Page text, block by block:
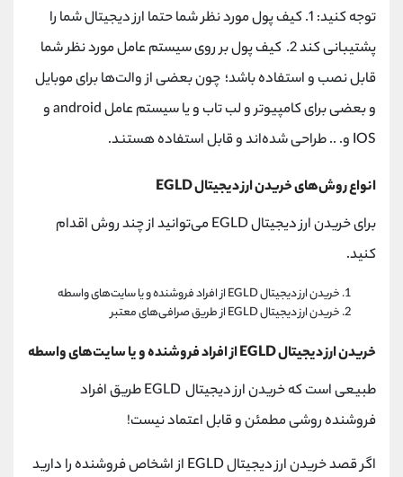
توجه کنید: 1. کیف پول مورد نظر شما حتما ارز دیجیتال شما را
پشتیبانی کند 2. کیف پول بر روی سیستم عامل مورد نظر شما
قابل نصب و استفاده باشد؛ چون بعضی از والت‌ها برای موبایل
و بعضی‌ برای کامپیوتر و لب تاب و یا سیستم عامل android و
IOS و. .. طراحی شده‌اند و قابل استفاده هستند.
انواع روش‌های خریدن ارز دیجیتال EGLD
برای خریدن ارز دیجیتال EGLD می‌توانید از چند روش اقدام
کنید.
خریدن ارز دیجیتال EGLD از افراد فروشنده و یا سایت‌های واسطه
خریدن ارز دیجیتال EGLD از طریق صرافی‌های معتبر
خریدن ارز دیجیتال EGLD از افراد فروشنده و یا سایت‌های واسطه
طبیعی است که خریدن ارز دیجیتال EGLD طریق افراد
فروشنده روشی مطمئن و قابل اعتماد نیست!
اگر قصد خریدن ارز دیجیتال EGLD از اشخاص فروشنده را دارید